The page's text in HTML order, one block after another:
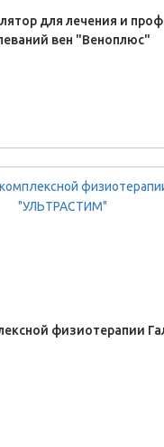
для лечения и
вен "Веноплюс"
физиотерапии